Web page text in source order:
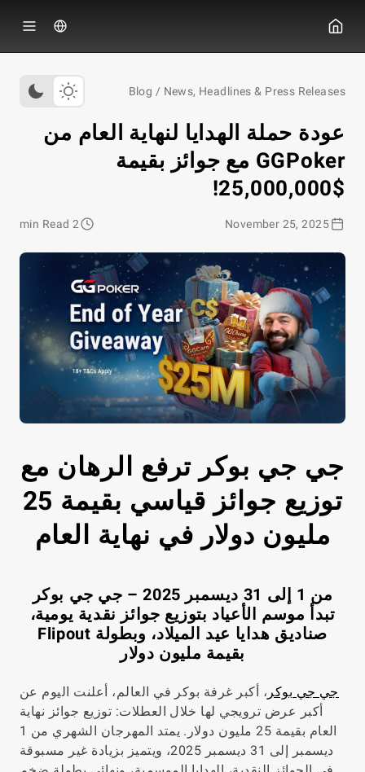
Blog / News, Headlines & Press Releases
عودة حملة الهدايا لنهاية العام من
GGPoker مع جوائز بقيمة
$25,000,000!
November 25, 2025
2 min Read
جي جي بوكر ترفع الرهان مع
توزيع جوائز قياسي بقيمة 25
مليون دولار في نهاية العام
من 1 إلى 31 ديسمبر 2025 – جي جي بوكر
تبدأ موسم الأعياد بتوزيع جوائز نقدية يومية،
صناديق هدايا عيد الميلاد، وبطولة Flipout
بقيمة مليون دولار
جي جي بوكر ، أكبر غرفة بوكر في العالم، أعلنت اليوم عن
أكبر عرض ترويجي لها خلال العطلات: توزيع جوائز نهاية
العام بقيمة 25 مليون دولار. يمتد المهرجان الشهري من 1
ديسمبر إلى 31 ديسمبر 2025، ويتميز بزيادة غير مسبوقة